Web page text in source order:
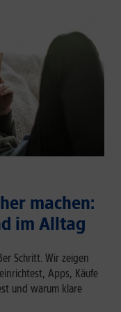
machen:
im Alltag
Schritt. Wir zeigen
Apps, Käufe
und warum klare